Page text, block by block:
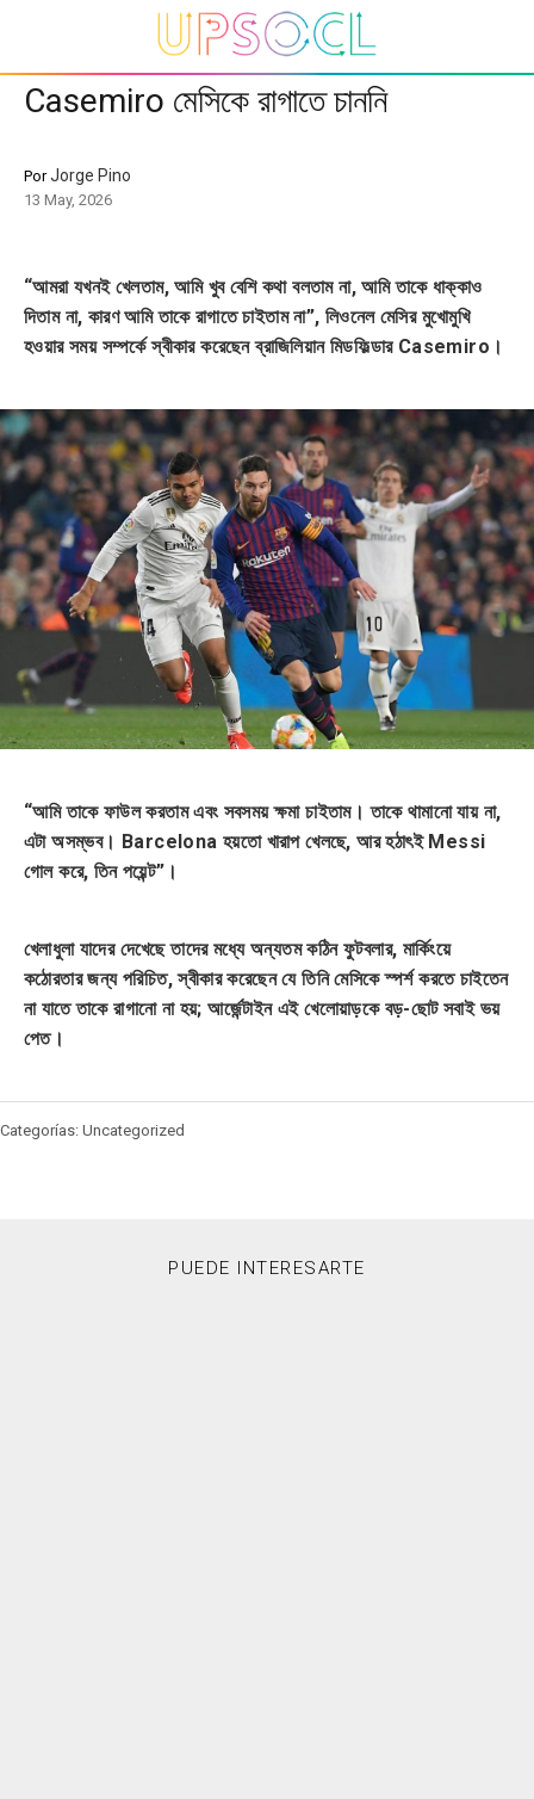
Casemiro মেসিকে রাগাতে চাননি
PorJorge Pino
13 May, 2026
“আমরা যখনই খেলতাম, আমি খুব বেশি কথা বলতাম না, আমি তাকে ধাক্কাও
দিতাম না, কারণ আমি তাকে রাগাতে চাইতাম না”, লিওনেল মেসির মুখোমুখি
হওয়ার সময় সম্পর্কে স্বীকার করেছেন ব্রাজিলিয়ান মিডফিল্ডার Casemiro।
“আমি তাকে ফাউল করতাম এবং সবসময় ক্ষমা চাইতাম। তাকে থামানো যায় না,
এটা অসম্ভব। Barcelona হয়তো খারাপ খেলছে, আর হঠাৎই Messi
গোল করে, তিন পয়েন্ট”।
খেলাধুলা যাদের দেখেছে তাদের মধ্যে অন্যতম কঠিন ফুটবলার, মার্কিংয়ে
কঠোরতার জন্য পরিচিত, স্বীকার করেছেন যে তিনি মেসিকে স্পর্শ করতে চাইতেন
না যাতে তাকে রাগানো না হয়; আর্জেন্টাইন এই খেলোয়াড়কে বড়-ছোট সবাই ভয়
পেত।
Categorías: Uncategorized
PUEDE INTERESARTE